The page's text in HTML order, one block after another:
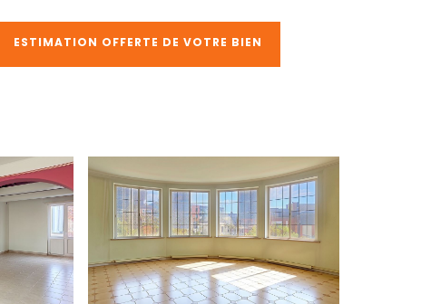
ESTIMATION OFFERTE DE VOTRE BIEN